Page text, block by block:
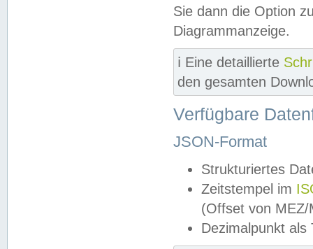
Sie dann die Option
Diagrammanzeige.
ℹ️ Eine detaillierte
den gesamten
Verfügbare
JSON-Format
Strukturiertes
Zeitstempel im
(Offset von MEZ/
Dezimalpunkt als